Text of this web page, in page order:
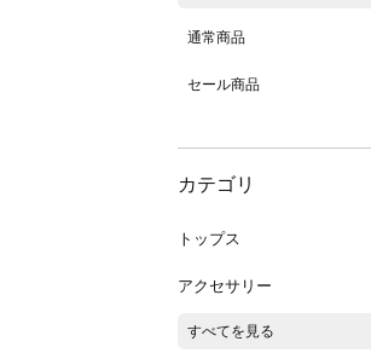
通常商品
セール商品
カテゴリ
トップス
アクセサリー
すべてを見る